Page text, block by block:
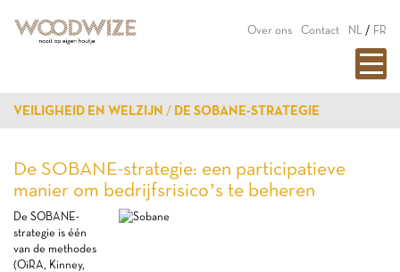
Over ons Contact NL / FR
VEILIGHEID EN WELZIJN DE SOBANE-STRATEGIE
De SOBANE-strategie: een participatieve
manier om bedrijfsrisico’s te beheren
De SOBANE-
strategie is één
van de methodes
(OiRA, Kinney,